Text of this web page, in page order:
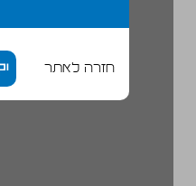
חזרה לאתר